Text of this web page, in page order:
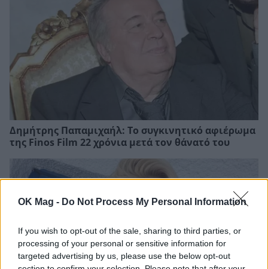
OK Mag - Do Not Process My Personal Information
If you wish to opt-out of the sale, sharing to third parties, or
processing of your personal or sensitive information for
targeted advertising by us, please use the below opt-out
Δημήτρης Παπαμιχαήλ: Το συγκινητικό αφιέρωμα
της Finos Film 22 χρόνια μετά τον θάνατό του